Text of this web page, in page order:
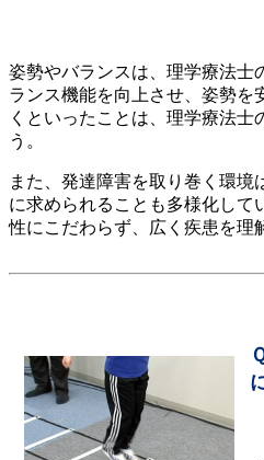
姿勢やバランスは、理学療法士
ランス機能を向上させ、姿勢を
くといったことは、理学療法士
う。
また、発達障害を取り巻く環
に求められることも多様化して
性にこだわらず、広く疾患を理